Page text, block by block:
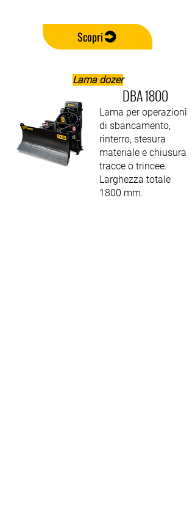
Scopri
Lama dozer
DBA 1800
Lama per operazioni
di sbancamento,
rinterro, stesura
materiale e chiusura
tracce o trincee.
Larghezza totale
1800 mm.